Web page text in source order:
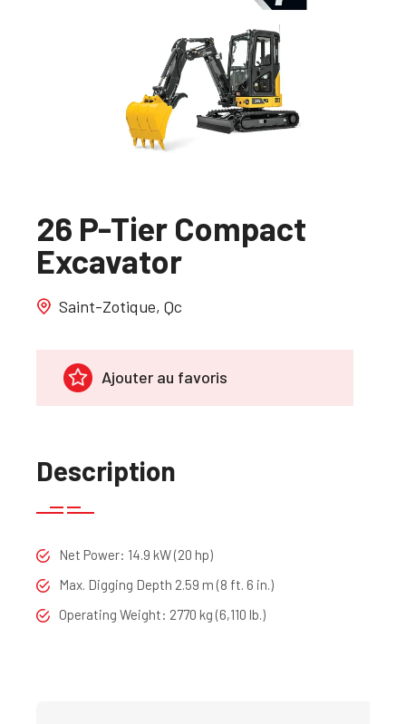
26 P-Tier Compact
Excavator
Saint-Zotique, Qc
Ajouter au favoris
Description
Net Power: 14.9 kW (20 hp)
Max. Digging Depth 2.59 m (8 ft. 6 in.)
Operating Weight: 2770 kg (6,110 lb.)